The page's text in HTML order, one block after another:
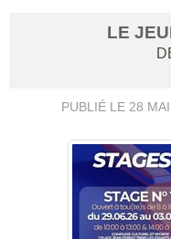
LE
PUBLIÉ LE 28